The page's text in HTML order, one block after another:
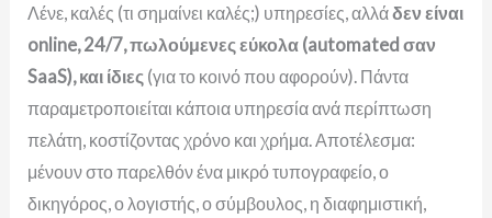
Λένε, καλές (τι σημαίνει καλές;) υπηρεσίες, αλλάδεν είναι
online, 24/7, πωλούμενες εύκολα (automated σαν
SaaS), και ίδιες (για το κοινό που αφορούν). Πάντα
παραμετροποιείται κάποια υπηρεσία ανά περίπτωση
πελάτη, κοστίζοντας χρόνο και χρήμα. Αποτέλεσμα:
μένουν στο παρελθόν ένα μικρό τυπογραφείο, ο
δικηγόρος, ο λογιστής, ο σύμβουλος, η διαφημιστική,